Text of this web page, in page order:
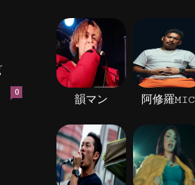
0
韻マン 阿修羅MIC